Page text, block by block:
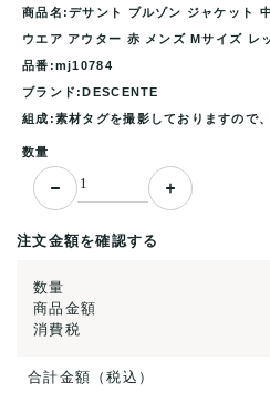
商品名:デサント ブルゾン ジャケット
ウエア アウター 赤 メンズ Mサイズ レ
品番:mj10784
ブランド:DESCENTE
組成:素材タグを撮影しておりますので
数量
注文金額を確認する
数量
商品金額
消費税
合計金額（税込）